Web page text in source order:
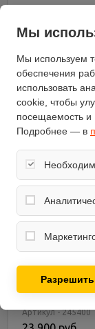
Каркасный
12FT-3
Артикул - 245400
Мы
Мы используем
обеспечения
использовать
cookie, чтобы
посещаемость и
Подробнее — в
Обеспечивают
заказа,
Собирают
использовании
предложений